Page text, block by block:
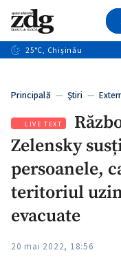
+12
Caută
25°C, Chișinău
Principală — Ştiri —
LIVE TEXT
Zelensky
persoanele,
teritoriul
evacuate
20 mai 2022, 18:56